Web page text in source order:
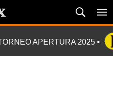
APERTURA 2025